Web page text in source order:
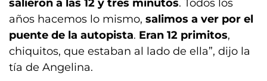
salieron a las 12 y tres minutos. Todos los
años hacemos lo mismo, salimos a ver por el
puente de la autopista. Eran 12 primitos,
chiquitos, que estaban al lado de ella”, dijo la
tía de Angelina.